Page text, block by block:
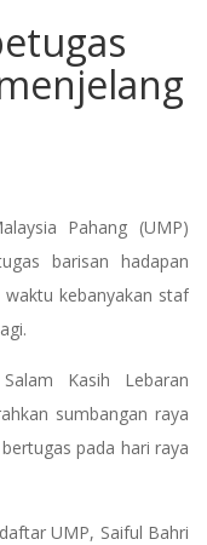
Pahang (UMP)
barisan hadapan
kebanyakan staf
Kasih Lebaran
sumbangan raya
pada hari raya
UMP, Saiful Bahri